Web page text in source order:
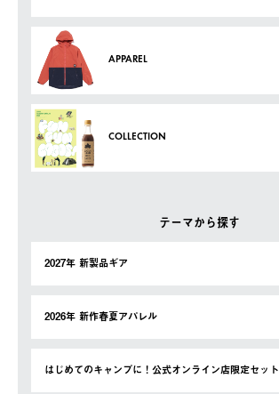
APPAREL
COLLECTION
テーマから探す
2027年 新製品ギア
2026年 新作春夏アパレル
はじめてのキャンプに！公式オンライン店限定セット